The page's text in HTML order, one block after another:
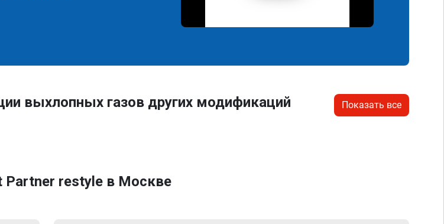
выхлопных газов других модификаций
Показать все
Partner restyle в Москве